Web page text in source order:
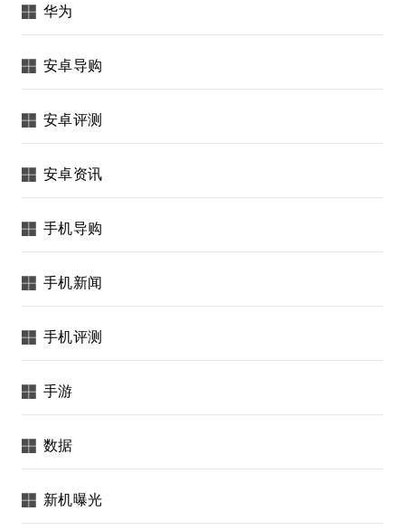
华为
安卓导购
安卓评测
安卓资讯
手机导购
手机新闻
手机评测
手游
数据
新机曝光